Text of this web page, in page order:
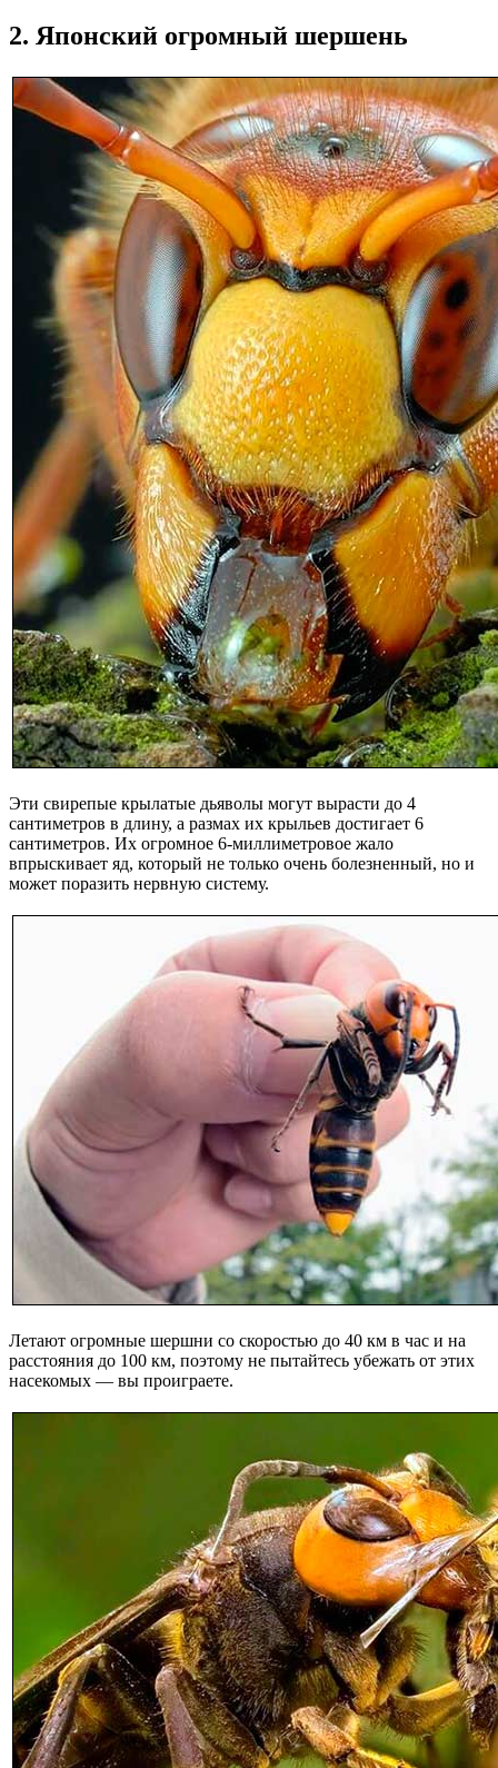
2. Японский огромный шершень
Эти свирепые крылатые дьяволы могут вырасти до 4
сантиметров в длину, а размах их крыльев достигает 6
сантиметров. Их огромное 6-миллиметровое жало
впрыскивает яд, который не только очень болезненный, но и
может поразить нервную систему.
Летают огромные шершни со скоростью до 40 км в час и на
расстояния до 100 км, поэтому не пытайтесь убежать от этих
насекомых — вы проиграете.